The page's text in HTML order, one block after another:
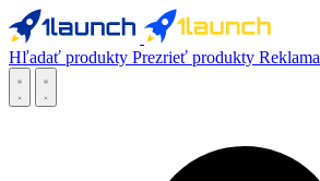
Hľadať produkty Prezrieť produkty Reklama